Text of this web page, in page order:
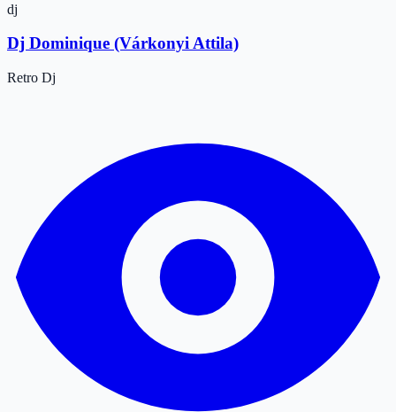
dj
Dj Dominique (Várkonyi Attila)
Retro Dj